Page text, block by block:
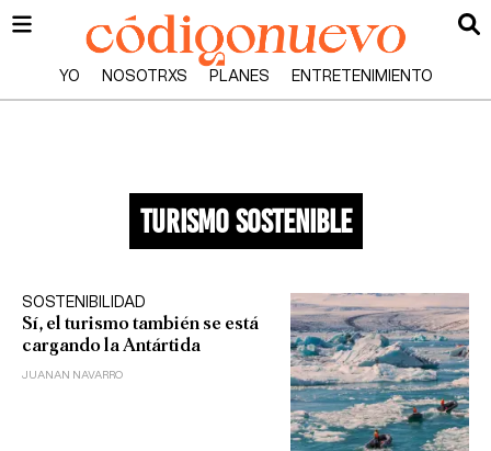
YO NOSOTRXS PLANES ENTRETENIMIENTO
turismo sostenible
SOSTENIBILIDAD
Sí, el turismo también se está
cargando la Antártida
JUANAN NAVARRO